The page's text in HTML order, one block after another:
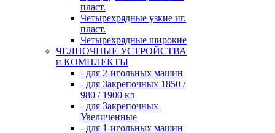
пласт.
Четырехрядные узкие иг.
пласт.
Четырехрядные широкие
ЧЕЛНОЧНЫЕ УСТРОЙСТВА
и КОМПЛЕКТЫ
- для 2-игольных машин
- для Закрепочных 1850 /
980 / 1900 кл
- для Закрепочных
Увеличенные
- для 1-игольных машин